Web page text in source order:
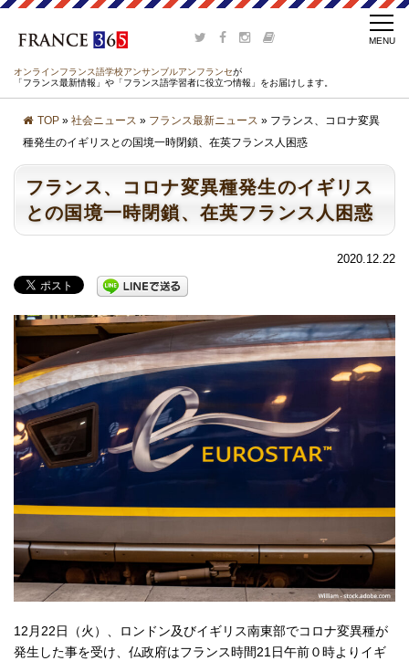
オンラインフランス語学校アンサンブルアンフランセが
「フランス最新情報」や「フランス語学習者に役立つ情報」をお届けします。
TOP » 社会ニュース » フランス最新ニュース » フランス、コロナ変異
種発生のイギリスとの国境一時閉鎖、在英フランス人困惑
フランス、コロナ変異種発生のイギリス
との国境一時閉鎖、在英フランス人困惑
2020.12.22
12月22日（火）、ロンドン及びイギリス南東部でコロナ変異種が
発生した事を受け、仏政府はフランス時間21日午前０時よりイギ